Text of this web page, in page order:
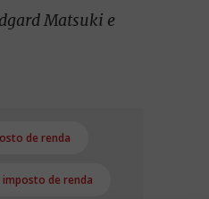
Matsuki e
de renda
de renda